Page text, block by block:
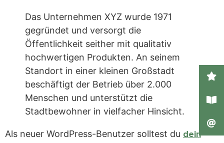
Das Unternehmen XYZ wurde 1971
gegründet und versorgt die
Öffentlichkeit seither mit qualitativ
hochwertigen Produkten. An seinem
Standort in einer kleinen Großstadt
beschäftigt der Betrieb über 2.000
Menschen und unterstützt die
Stadtbewohner in vielfacher Hinsicht.
Als neuer WordPress-Benutzer solltest du dein